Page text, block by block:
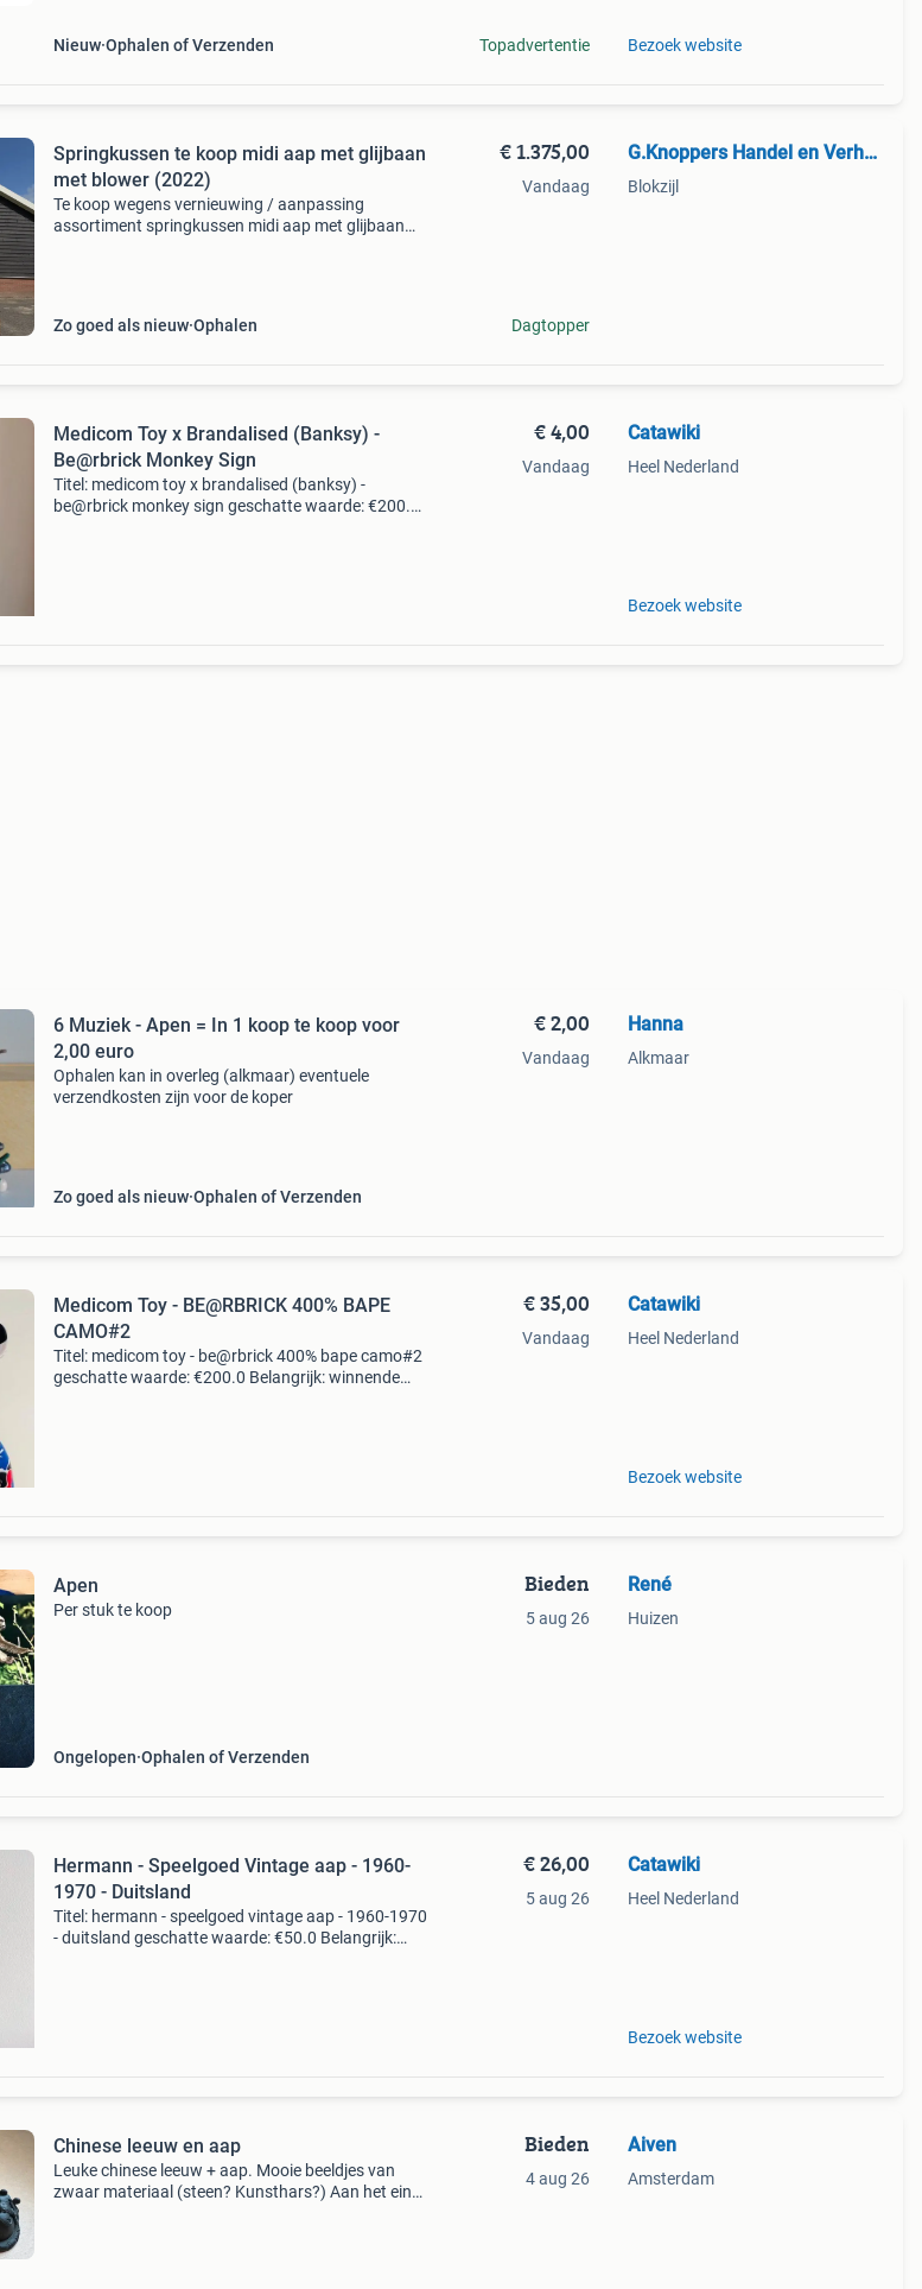
Nieuw Ophalen of Verzenden Topadvertentie Bezoek website
Springkussen te koop midi aap met glijbaan
met blower (2022)
Te koop wegens vernieuwing / aanpassing
assortiment springkussen midi aap met glijbaan
Zo goed als nieuw Ophalen
€ 1.375,00
Vandaag
Dagtopper
G.Knoppers Handel en Verhuur
Blokzijl
Medicom Toy x Brandalised (Banksy) -
Be@rbrick Monkey Sign
Titel: medicom toy x brandalised (banksy) -
be@rbrick monkey sign geschatte waarde: €200.0
€ 4,00
Vandaag
Catawiki
Heel Nederland
Bezoek website
6 Muziek - Apen = In 1 koop te koop voor
2,00 euro
Ophalen kan in overleg (alkmaar) eventuele
verzendkosten zijn voor de koper
Zo goed als nieuw Ophalen of Verzenden
€ 2,00
Vandaag
Hanna
Alkmaar
Medicom Toy - BE@RBRICK 400% BAPE
CAMO#2
Titel: medicom toy - be@rbrick 400% bape camo#2
geschatte waarde: €200.0 Belangrijk: winnende
€ 35,00
Vandaag
Catawiki
Heel Nederland
Bezoek website
Apen
Per stuk te koop
Ongelopen Ophalen of Verzenden
Bieden
5 aug 26
René
Huizen
Hermann - Speelgoed Vintage aap - 1960-
1970 - Duitsland
Titel: hermann - speelgoed vintage aap - 1960-1970
- duitsland geschatte waarde: €50.0 Belangrijk:
€ 26,00
5 aug 26
Catawiki
Heel Nederland
Bezoek website
Chinese leeuw en aap
Leuke chinese leeuw + aap. Mooie beeldjes van
zwaar materiaal (steen? Kunsthars?) Aan het eind
Bieden
4 aug 26
Aiven
Amsterdam